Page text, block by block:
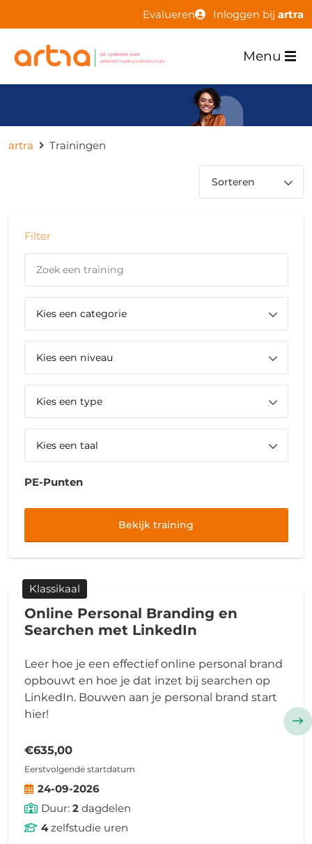
Evalueren Inloggen bij artra
Menu
artra Trainingen
Filter
PE-Punten
Bekijk training
Klassikaal
Online Personal Branding en
Searchen met LinkedIn
Leer hoe je een effectief online personal brand
opbouwt en hoe je dat inzet bij searchen op
LinkedIn. Bouwen aan je personal brand start
hier!
€635,00
Eerstvolgende startdatum
24-09-2026
Duur: 2dagdelen
4zelfstudie uren